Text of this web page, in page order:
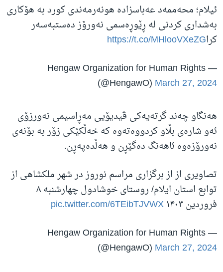
ئیلام؛ محەممەد عەباسزادە هونەرمەندی کورد بە هۆکاری
بەشداری کردنی لە ڕێوڕەسمی نەورۆز دەستبەسەر
کراhttps://t.co/MHlooVXeZG
— Hengaw Organization for Human Rights
(@HengawO) March 27, 2024
هەنگاو چەند گرتەیەکی ڤیدیۆیی مەڕاسیمی نەورزۆی
ئەو شارەی بڵاو کردووەتەوە کە خەڵکێکی زۆر بە بۆنەی
نەورۆزەوە ئاهەنگ دەگێڕن و هەڵدەپەڕن.
تصاویری از از برگزاری مراسم نوروز در شهر ملکشاهی از
توابع استان ایلام/ روستای خوشادول چهارشنبه ۸
فروردین ۱۴۰۳
pic.twitter.com/6TEibTJVWX
— Hengaw Organization for Human Rights
(@HengawO) March 27, 2024